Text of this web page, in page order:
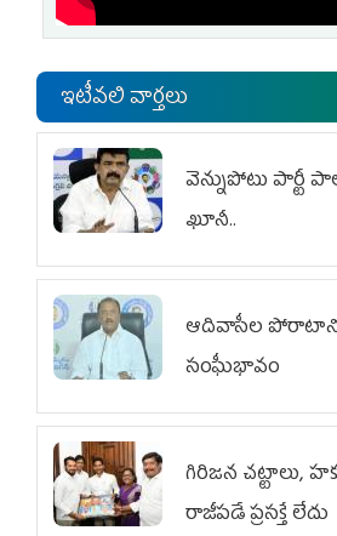
ఇటీవలి వార్తలు
వెన్నుపోటు పార్టీ
ఖూనీ..
ఆదివాసీల
సంఘీభావం
గిరిజన చట్టాలు,
రాజీపడే ప్రసక్తే లేదు